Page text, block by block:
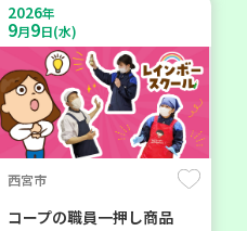
2026年
9月9日(水)
西宮市
コープの職員一押し商品